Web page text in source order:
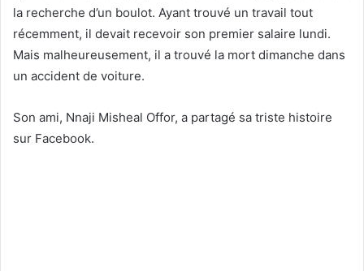
la recherche d’un boulot. Ayant trouvé un travail tout
récemment, il devait recevoir son premier salaire lundi.
Mais malheureusement, il a trouvé la mort dimanche dans
un accident de voiture.
Son ami, Nnaji Misheal Offor, a partagé sa triste histoire
sur Facebook.